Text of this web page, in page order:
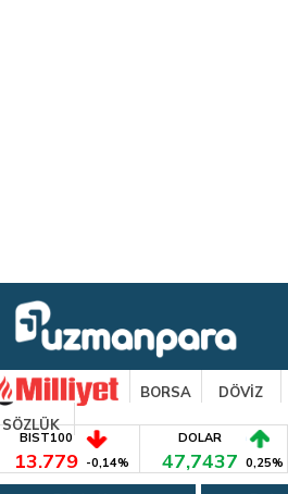
BORSA DÖVİZ
SÖZLÜK
BIST100
13.779 -0,14%
DOLAR
47,7437 0,25%